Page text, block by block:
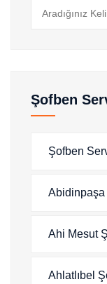
Şofben
Şofben
Ahi Mesut
Ahlatlıbel